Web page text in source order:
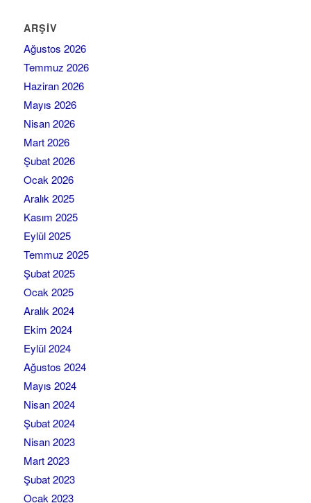
ARŞIV
Ağustos 2026
Temmuz 2026
Haziran 2026
Mayıs 2026
Nisan 2026
Mart 2026
Şubat 2026
Ocak 2026
Aralık 2025
Kasım 2025
Eylül 2025
Temmuz 2025
Şubat 2025
Ocak 2025
Aralık 2024
Ekim 2024
Eylül 2024
Ağustos 2024
Mayıs 2024
Nisan 2024
Şubat 2024
Nisan 2023
Mart 2023
Şubat 2023
Ocak 2023